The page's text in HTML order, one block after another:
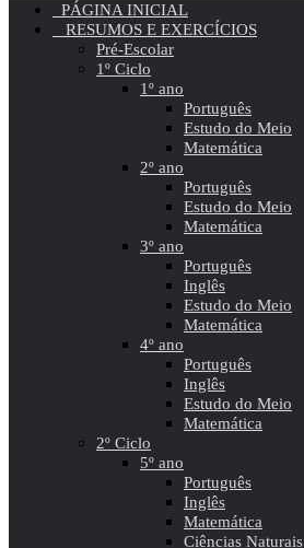
PÁGINA INICIAL
RESUMOS E EXERCÍCIOS
Pré-Escolar
1º Ciclo
1º ano
Português
Estudo do Meio
Matemática
2º ano
Português
Estudo do Meio
Matemática
3º ano
Português
Inglês
Estudo do Meio
Matemática
4º ano
Português
Inglês
Estudo do Meio
Matemática
2º Ciclo
5º ano
Português
Inglês
Matemática
Ciências Naturais